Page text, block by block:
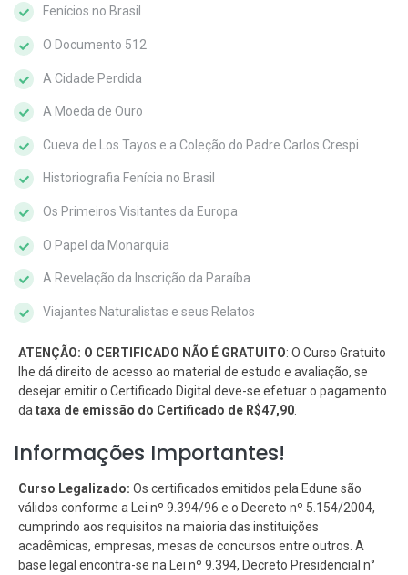
Fenícios no Brasil
O Documento 512
A Cidade Perdida
A Moeda de Ouro
Cueva de Los Tayos e a Coleção do Padre Carlos Crespi
Historiografia Fenícia no Brasil
Os Primeiros Visitantes da Europa
O Papel da Monarquia
A Revelação da Inscrição da Paraíba
Viajantes Naturalistas e seus Relatos
ATENÇÃO: O CERTIFICADO NÃO É GRATUITO: O Curso Gratuito
lhe dá direito de acesso ao material de estudo e avaliação, se
desejar emitir o Certificado Digital deve-se efetuar o pagamento
da taxa de emissão do Certificado de R$47,90
Informações Importantes!
Curso Legalizado: Os certificados emitidos pela Edune são
válidos conforme a Lei nº 9.394/96 e o Decreto nº 5.154/2004,
cumprindo aos requisitos na maioria das instituições
acadêmicas, empresas, mesas de concursos entre outros. A
base legal encontra-se na Lei nº 9.394, Decreto Presidencial n°